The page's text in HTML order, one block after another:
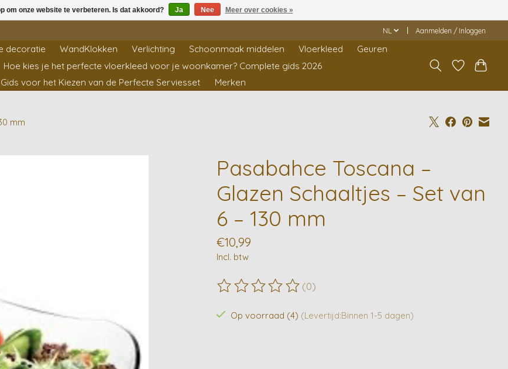
NL Aanmelden / Inloggen
decoratie WandKlokken Verlichting Schoonmaak middelen Vloerkleed
Geuren
Hoe kies je het perfecte vloerkleed voor je woonkamer? Complete gids 2026
Gids voor het Kiezen van de Perfecte Serviesset
Merken
mm
Pasabahce Toscana –
Glazen Schaaltjes – Set van
6 – 130 mm
€10,99
Incl. btw
De beoordeling van dit product is
(0)
Op voorraad (4) (Levertijd:Binnen 1-5 dagen)
om onze website te verbeteren. Is dat akkoord? Ja Nee Meer over cookies »